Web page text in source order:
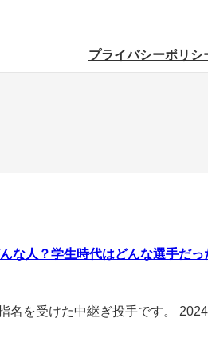
プライバシーポリシ
な人？学生時代はどんな選手だっ
名を受けた中継ぎ投手です。